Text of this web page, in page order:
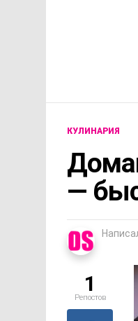
КУЛИНАРИЯ
—
1
Репостов